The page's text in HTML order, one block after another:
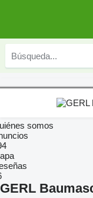
somos
GERL